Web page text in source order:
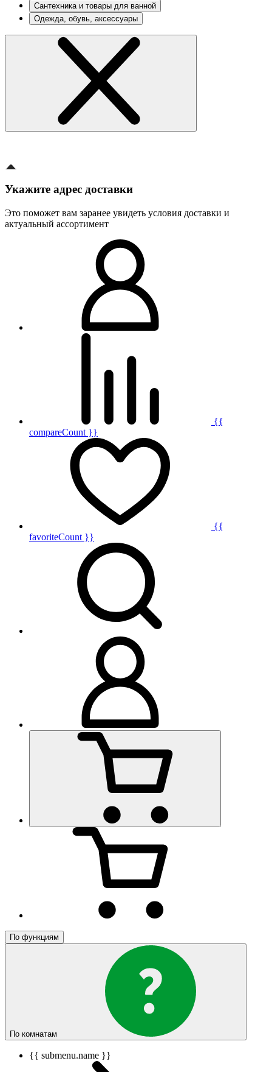
Сантехника и товары для ванной
Одежда, обувь, аксессуары
Укажите адрес доставки
Это поможет вам заранее увидеть условия доставки и
актуальный ассортимент
{{
compareCount }}
{{
favoriteCount }}
По функциям
По комнатам
{{ submenu.name }}